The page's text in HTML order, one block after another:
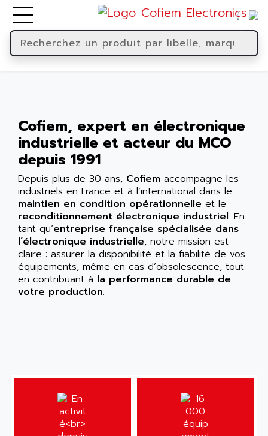
Cofiem, expert en électronique
industrielle et acteur du MCO
depuis 1991
Depuis plus de 30 ans, Cofiem accompagne les
industriels en France et à l’international dans le
maintien en condition opérationnelle et le
reconditionnement électronique industriel. En
tant qu’entreprise française spécialisée dans
l’électronique industrielle, notre mission est
claire : assurer la disponibilité et la fiabilité de vos
équipements, même en cas d’obsolescence, tout
en contribuant à la performance durable de
votre production.